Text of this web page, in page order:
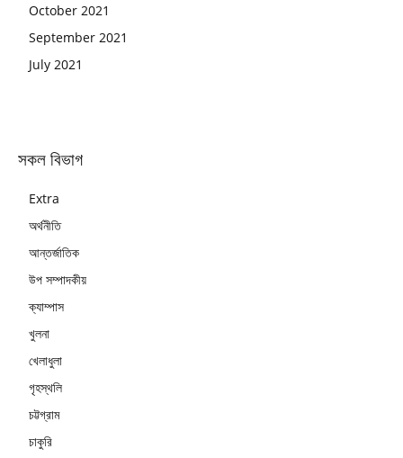
October 2021
September 2021
July 2021
সকল বিভাগ
Extra
অর্থনীতি
আন্তর্জাতিক
উপ সম্পাদকীয়
ক্যাম্পাস
খুলনা
খেলাধুলা
গৃহস্থলি
চট্টগ্রাম
চাকুরি